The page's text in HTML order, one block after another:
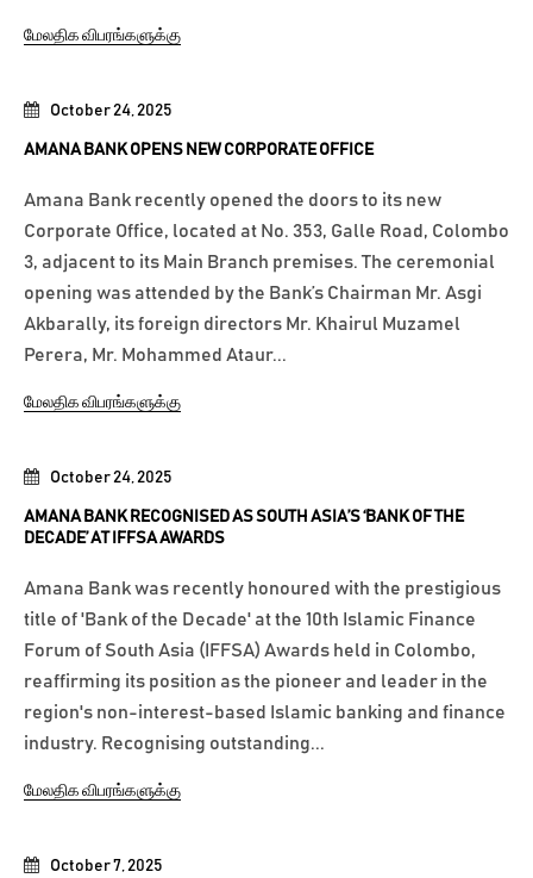
October 7, 2025
October 24, 2025
AMANA BANK RECOGNISED AS SOUTH ASIA’S ‘BANK OF THE
DECADE’ AT IFFSA AWARDS
Amana Bank was recently honoured with the prestigious
title of 'Bank of the Decade' at the 10th Islamic Finance
Forum of South Asia (IFFSA) Awards held in Colombo,
reaffirming its position as the pioneer and leader in the
region's non-interest-based Islamic banking and finance
industry. Recognising outstanding...
மேலதிக விபரங்களுக்கு
October 24, 2025
AMANA BANK OPENS NEW CORPORATE OFFICE
Amana Bank recently opened the doors to its new
Corporate Office, located at No. 353, Galle Road, Colombo
3, adjacent to its Main Branch premises. The ceremonial
opening was attended by the Bank’s Chairman Mr. Asgi
Akbarally, its foreign directors Mr. Khairul Muzamel
Perera, Mr. Mohammed Ataur...
மேலதிக விபரங்களுக்கு
மேலதிக விபரங்களுக்கு